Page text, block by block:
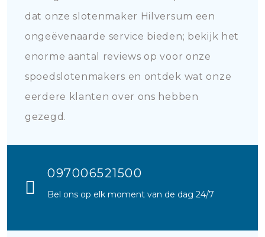
dat onze slotenmaker Hilversum een
ongeëvenaarde service bieden; bekijk het
enorme aantal reviews op voor onze
spoedslotenmakers en ontdek wat onze
eerdere klanten over ons hebben
gezegd.
097006521500
Bel ons op elk moment van de dag 24/7